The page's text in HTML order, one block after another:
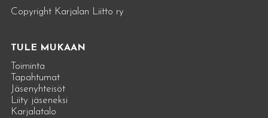
Copyright Karjalan Liitto ry
TULE MUKAAN
Toiminta
Tapahtumat
Jäsenyhteisöt
Liity jäseneksi
Karjalatalo